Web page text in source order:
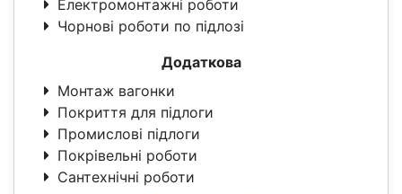
Електромонтажні роботи
Чорнові роботи по підлозі
Додаткова
Монтаж вагонки
Покриття для підлоги
Промислові підлоги
Покрівельні роботи
Сантехнічні роботи